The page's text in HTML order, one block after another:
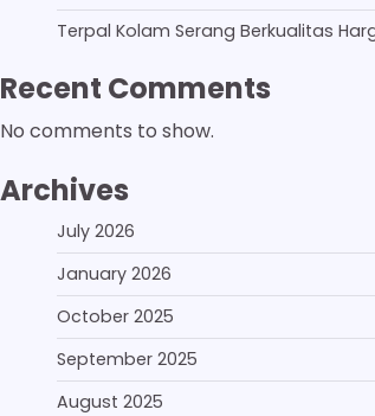
Terpal Kolam Serang Berkualitas
Recent Comments
No comments to show.
Archives
July 2026
January 2026
October 2025
September 2025
August 2025